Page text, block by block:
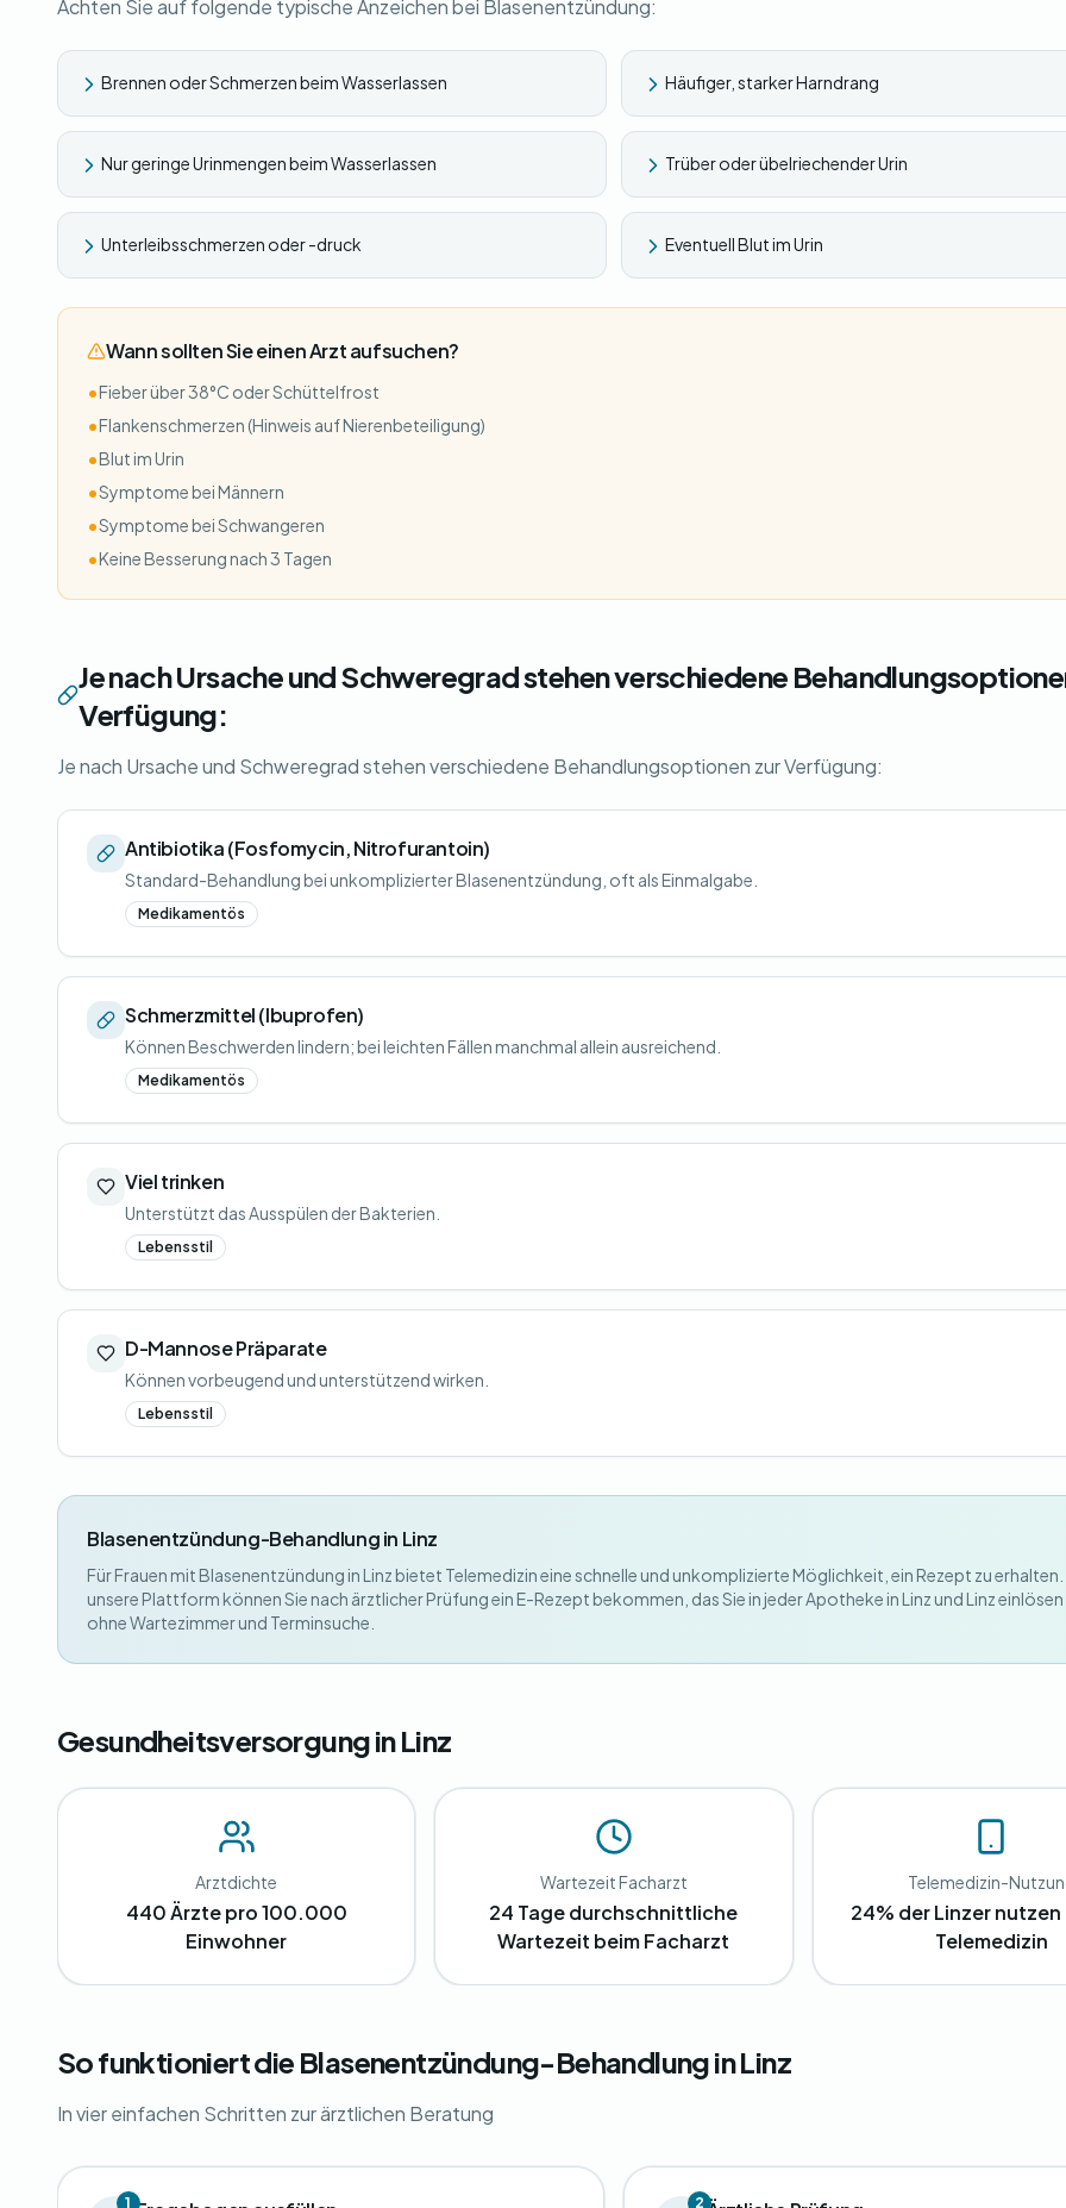
Achten Sie auf folgende typische Anzeichen bei Blasenentzündung:
Brennen oder Schmerzen beim Wasserlassen Häufiger, starker Harndrang
Nur geringe Urinmengen beim Wasserlassen Trüber oder übelriechender Urin
Unterleibsschmerzen oder -druck Eventuell Blut im Urin
Wann sollten Sie einen Arzt aufsuchen?
•Fieber über 38°C oder Schüttelfrost
•Flankenschmerzen (Hinweis auf Nierenbeteiligung)
•Blut im Urin
•Symptome bei Männern
•Symptome bei Schwangeren
•Keine Besserung nach 3 Tagen
Je nach Ursache und Schweregrad stehen verschiedene
Verfügung:
Je nach Ursache und Schweregrad stehen verschiedene Behandlungsoptionen zur Verfügung:
Antibiotika (Fosfomycin, Nitrofurantoin)
Standard-Behandlung bei unkomplizierter Blasenentzündung, oft als Einmalgabe.
Medikamentös
Schmerzmittel (Ibuprofen)
Können Beschwerden lindern; bei leichten Fällen manchmal allein ausreichend.
Medikamentös
Viel trinken
Unterstützt das Ausspülen der Bakterien.
Lebensstil
D-Mannose Präparate
Können vorbeugend und unterstützend wirken.
Lebensstil
Blasenentzündung-Behandlung in Linz
Für Frauen mit Blasenentzündung in Linz bietet Telemedizin eine schnelle und unkomplizierte Möglichkeit, ein Rezept zu erhalten.
unsere Plattform können Sie nach ärztlicher Prüfung ein E-Rezept bekommen, das Sie in jeder Apotheke in Linz und Linz
ohne Wartezimmer und Terminsuche.
Gesundheitsversorgung in Linz
Arztdichte
440 Ärzte pro 100.000
Einwohner
Wartezeit Facharzt
24 Tage durchschnittliche
Wartezeit beim Facharzt
Telemedizin-
24% der Linzer
Telemedizin
So funktioniert die Blasenentzündung-Behandlung in Linz
In vier einfachen Schritten zur ärztlichen Beratung
1 2